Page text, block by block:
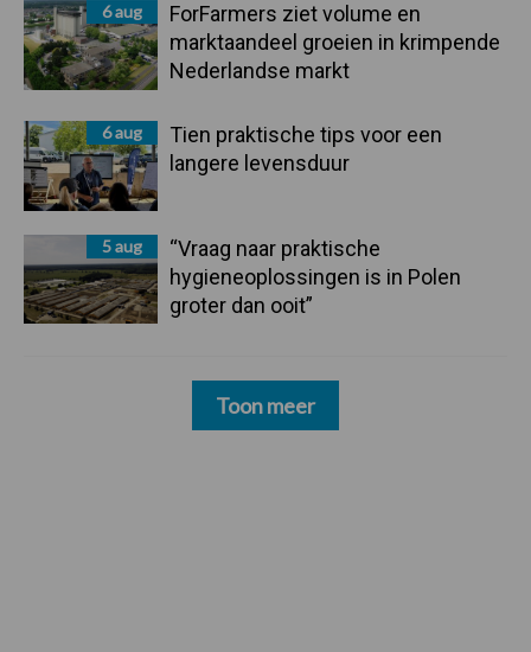
6 aug
ForFarmers ziet volume en
marktaandeel groeien in krimpende
Nederlandse markt
6 aug
Tien praktische tips voor een
langere levensduur
5 aug
“Vraag naar praktische
hygieneoplossingen is in Polen
groter dan ooit”
Toon meer